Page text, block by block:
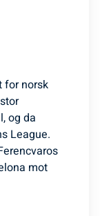
for norsk
og da
League.
mot